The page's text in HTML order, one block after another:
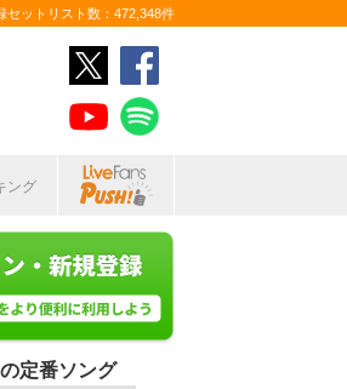
ットリスト数：472,348件
ング
定番ソング